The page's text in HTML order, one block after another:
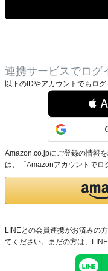
連携サービスでログ
以下のIDやアカウントでもログ

Amazon.co.jpにご登録の情報
は、「Amazonアカウントでロ
LINEとの会員連携がお済みの
てください。まだの方は、